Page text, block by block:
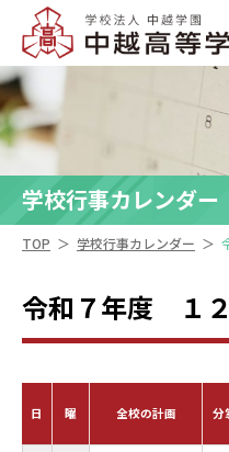
学校行事カレンダー
TOP ＞ 学校行事カレンダー ＞
令和７年度 １
日 曜 全校の計画 分